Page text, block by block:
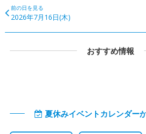
前の日を見る
2026年7月16日(木)
おすすめ情報
夏休みイベントカレンダー